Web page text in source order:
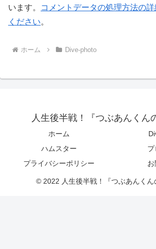
います。
コメントデータの処理方法の
ください。
ホーム Dive-photo
人生後半戦！『つぶあんくん
ホーム
ハムスター
プライバシーポリシー
© 2022 人生後半戦！『つぶあんくん